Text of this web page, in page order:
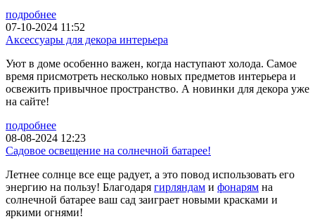
подробнее
07-10-2024 11:52
Аксессуары для декора интерьера
Уют в доме особенно важен, когда наступают холода. Самое
время присмотреть несколько новых предметов интерьера и
освежить привычное пространство. А новинки для декора уже
на сайте!
подробнее
08-08-2024 12:23
Садовое освещение на солнечной батарее!
Летнее солнце все еще радует, а это повод использовать его
энергию на пользу! Благодаря гирляндам и фонарям на
солнечной батарее ваш сад заиграет новыми красками и
яркими огнями!